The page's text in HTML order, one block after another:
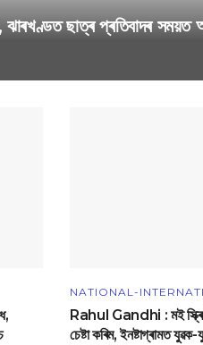
ছাত্ৰ প্ৰতিবাদৰ
NATIONAL-
Rahul Gandhi : মই
চেষ্টা কৰিম, ইনষ্টাগ্ৰামত